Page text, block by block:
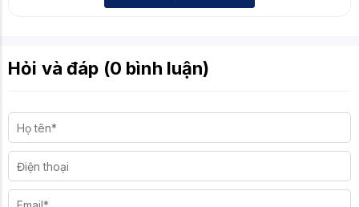
Hỏi và đáp (0 bình luận)